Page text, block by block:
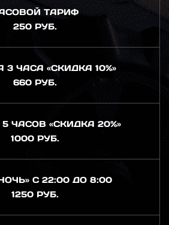
ТАРИФ
250 РУБ.
3 ЧАСА «СКИДКА 10%»
660 РУБ.
ЧАСОВ «СКИДКА 20%»
1000 РУБ.
С 22:00 ДО 8:00
1250 РУБ.